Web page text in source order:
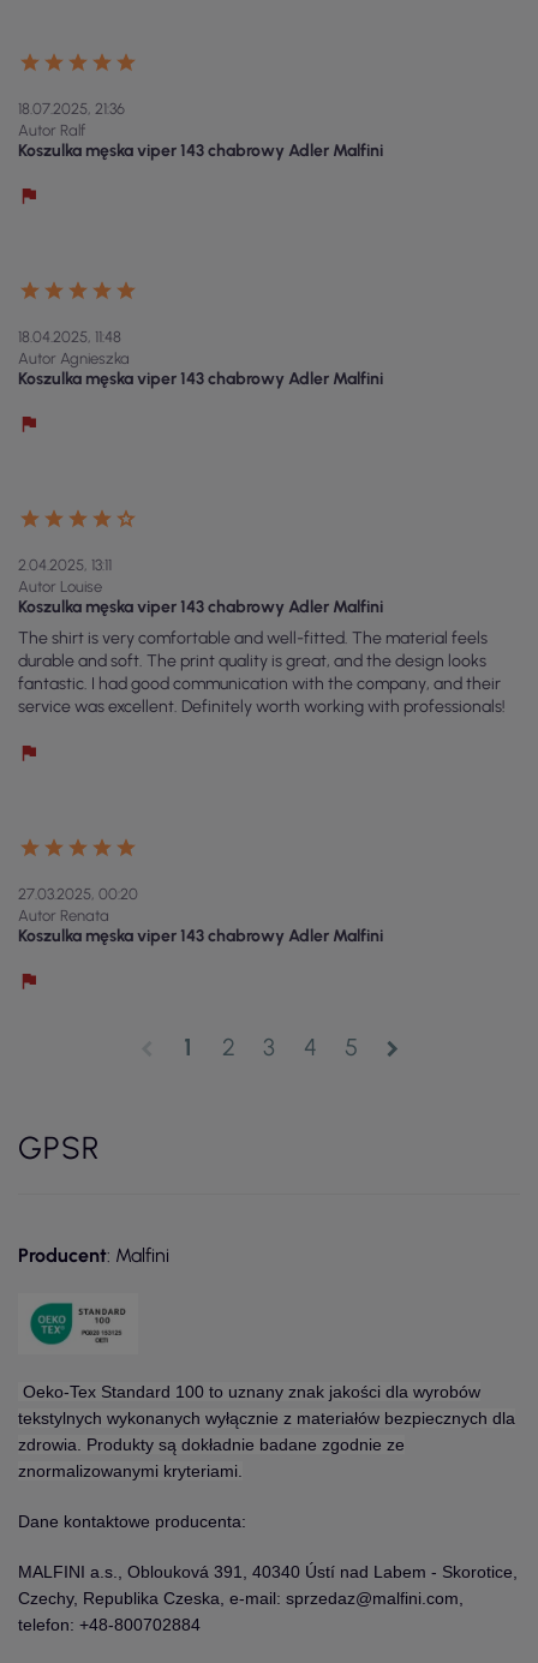
18.07.2025, 21:36
Autor Ralf
Koszulka męska viper 143 chabrowy Adler Malfini
18.04.2025, 11:48
Autor Agnieszka
Koszulka męska viper 143 chabrowy Adler Malfini
2.04.2025, 13:11
Autor Louise
Koszulka męska viper 143 chabrowy Adler Malfini
The shirt is very comfortable and well-fitted. The material feels
durable and soft. The print quality is great, and the design looks
fantastic. I had good communication with the company, and their
service was excellent. Definitely worth working with professionals!
27.03.2025, 00:20
Autor Renata
Koszulka męska viper 143 chabrowy Adler Malfini
1 2 3 4 5 chevron_right
GPSR
Producent: Malfini
Oeko-Tex Standard 100 to uznany znak jakości dla wyrobów
tekstylnych wykonanych wyłącznie z materiałów bezpiecznych dla
zdrowia. Produkty są dokładnie badane zgodnie ze
znormalizowanymi kryteriami.
Dane kontaktowe producenta:
MALFINI a.s., Oblouková 391, 40340 Ústí nad Labem - Skorotice,
Czechy, Republika Czeska, e-mail: sprzedaz@malfini.com,
telefon: +48-800702884